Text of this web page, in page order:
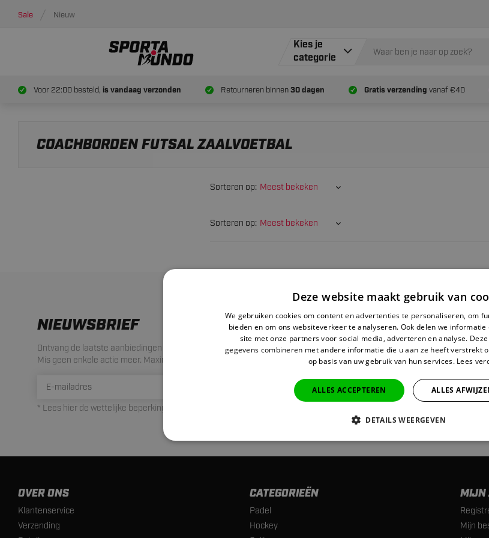
Sale Nieuw
Kies je
categorie
Voor 22:00 besteld, is vandaag verzonden Retourneren binnen30 dagen Gratis verzending vanaf €40
COACHBORDEN FUTSAL ZAALVOETBAL
Sorteren op: Meest bekeken
Sorteren op: Meest bekeken
NIEUWSBRIEF
Ontvang de laatste aanbiedingen en acties!
Mis geen enkele actie meer. Maximaal 1 mail per maand.
* Lees hier de wettelijke beperkingen
OVER ONS
Klantenservice
Verzending
CATEGORIEËN
Padel
Hockey
MIJN
Mijn
Deze website maakt gebruik van
We gebruiken cookies om content en advertenties te personaliseren, om
bieden en om ons websiteverkeer te analyseren. Ook delen we
site met onze partners voor social media, adverteren en analyse.
gegevens combineren met andere informatie die u aan ze heeft verstrekt
op basis van uw gebruik van hun services. Lees
ALLES ACCEPTEREN ALLES
DETAILS WEERGEVEN